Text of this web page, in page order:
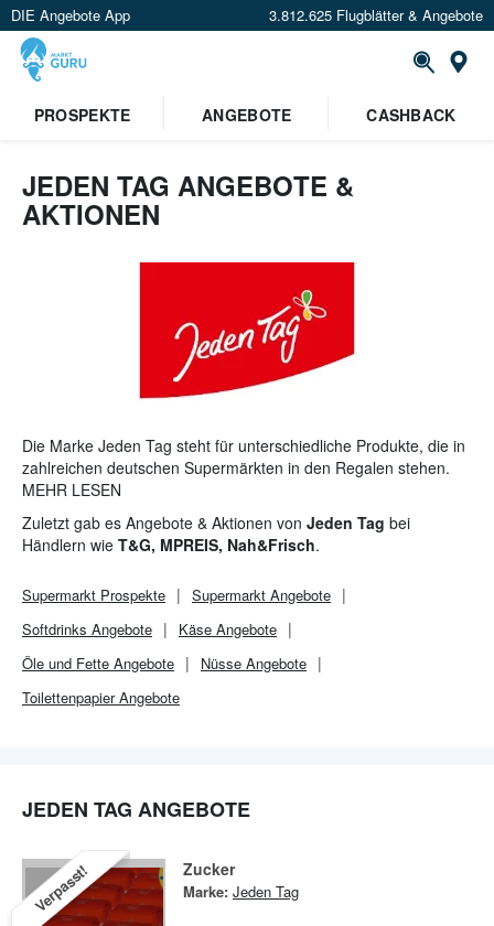
DIE Angebote App 3.812.625 Flugblätter & Angebote
PROSPEKTE ANGEBOTE CASHBACK
JEDEN TAG ANGEBOTE &
AKTIONEN
Die Marke Jeden Tag steht für unterschiedliche Produkte, die in
zahlreichen deutschen Supermärkten in den Regalen stehen.
Das Unternehmen legt großen Wert auf einen
verantwortungsbewussten Umgang mit den Waren und arbeitet
deshalb nur mit Herstellern zusammen, welche ein
Qualitätszertifikat nachweisen können.
MEHR LESEN
Zuletzt gab es Angebote & Aktionen von Jeden Tag bei
Händlern wie T&G, MPREIS, Nah&Frisch.
Supermarkt Prospekte Supermarkt Angebote
Softdrinks Angebote
Käse Angebote
Öle und Fette Angebote
Nüsse Angebote
Toilettenpapier Angebote
JEDEN TAG ANGEBOTE
Verpasst! Zucker
Marke: Jeden Tag